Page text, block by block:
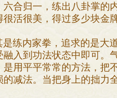
合归一，练出八卦掌的
活很美，得过多少块金
练内家拳，追求的是大
入到功法状态中即可。
是用平平常常的方法，把
的减法。当把身上的拙力